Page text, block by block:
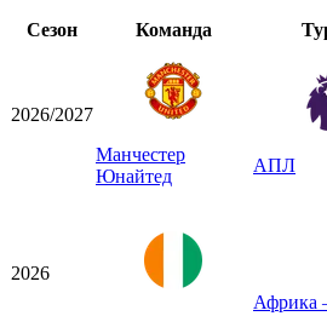
Сезон
Команда
2026/2027
Манчестер
Юнайтед
АПЛ
2026
Африка